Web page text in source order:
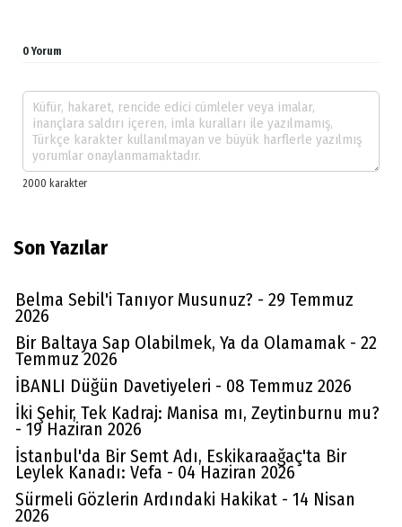
0 Yorum
Son Yazılar
Belma Sebil'i Tanıyor Musunuz? - 29 Temmuz
2026
Bir Baltaya Sap Olabilmek, Ya da Olamamak - 22
Temmuz 2026
İBANLI Düğün Davetiyeleri - 08 Temmuz 2026
İki Şehir, Tek Kadraj: Manisa mı, Zeytinburnu mu?
- 19 Haziran 2026
İstanbul'da Bir Semt Adı, Eskikaraağaç'ta Bir
Leylek Kanadı: Vefa - 04 Haziran 2026
Sürmeli Gözlerin Ardındaki Hakikat - 14 Nisan
2026